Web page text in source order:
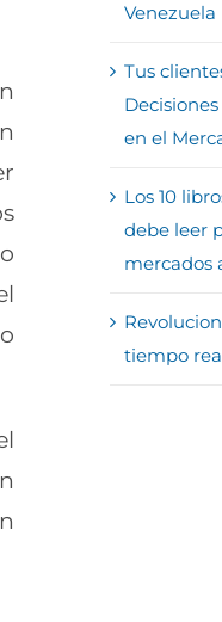
Venezuela
Tus
en el
Los 10
debe leer
mercados
tiempo